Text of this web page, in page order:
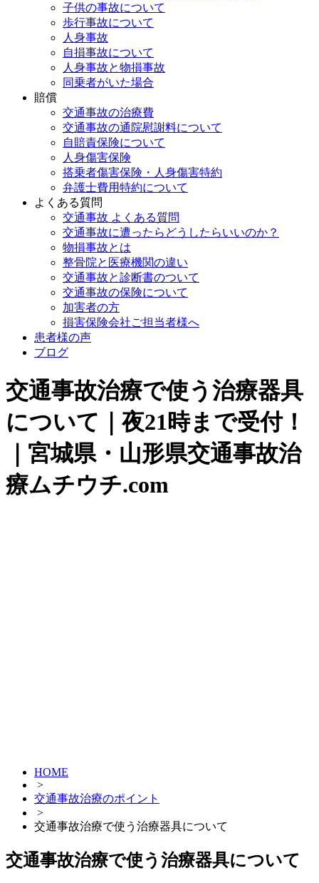
子供の事故について
歩行事故について
人身事故
自損事故について
人身事故と物損事故
同乗者がいた場合
賠償
交通事故の治療費
交通事故の通院慰謝料について
自賠責保険について
人身傷害保険
搭乗者傷害保険・人身傷害特約
弁護士費用特約について
よくある質問
交通事故 よくある質問
交通事故に遭ったらどうしたらいいのか？
物損事故とは
整骨院と医療機関の違い
交通事故と診断書のついて
交通事故の保険について
加害者の方
損害保険会社ご担当者様へ
患者様の声
ブログ
交通事故治療で使う治療器具
について｜夜21時まで受付！
｜宮城県・山形県交通事故治
療ムチウチ.com
HOME
>
交通事故治療のポイント
>
交通事故治療で使う治療器具について
交通事故治療で使う治療器具について